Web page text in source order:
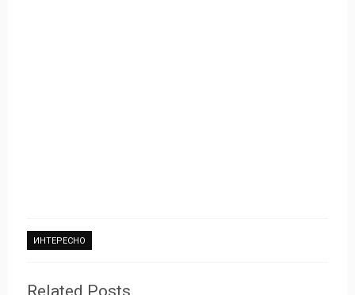
ИНТЕРЕСНО
Related Posts